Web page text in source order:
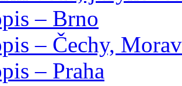
– Brno
– Čechy,
– Praha